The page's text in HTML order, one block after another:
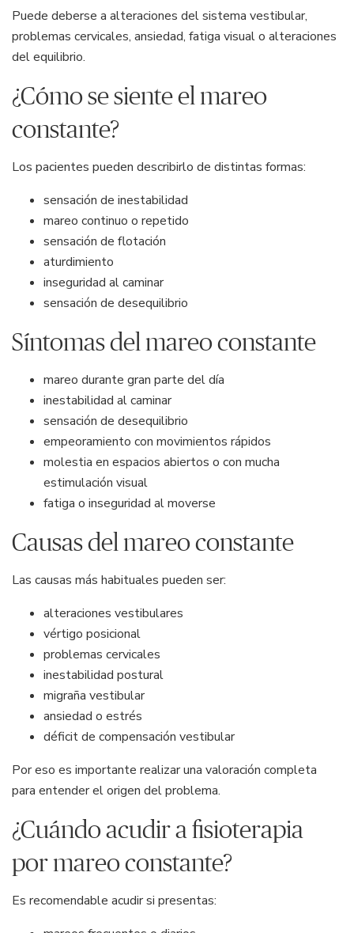
Puede deberse a alteraciones del sistema vestibular,
problemas cervicales, ansiedad, fatiga visual o alteraciones
del equilibrio.
¿Cómo se siente el mareo
constante?
Los pacientes pueden describirlo de distintas formas:
sensación de inestabilidad
mareo continuo o repetido
sensación de flotación
aturdimiento
inseguridad al caminar
sensación de desequilibrio
Síntomas del mareo constante
mareo durante gran parte del día
inestabilidad al caminar
sensación de desequilibrio
empeoramiento con movimientos rápidos
molestia en espacios abiertos o con mucha
estimulación visual
fatiga o inseguridad al moverse
Causas del mareo constante
Las causas más habituales pueden ser:
alteraciones vestibulares
vértigo posicional
problemas cervicales
inestabilidad postural
migraña vestibular
ansiedad o estrés
déficit de compensación vestibular
Por eso es importante realizar una valoración completa
para entender el origen del problema.
¿Cuándo acudir a fisioterapia
por mareo constante?
Es recomendable acudir si presentas: